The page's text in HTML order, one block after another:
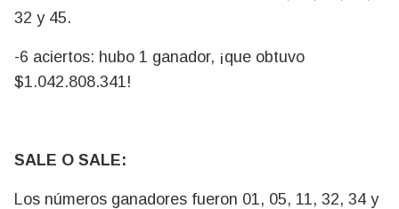
32 y 45.
-6 aciertos: hubo 1 ganador, ¡que obtuvo
$1.042.808.341!
SALE O SALE:
Los números ganadores fueron 01, 05, 11, 32, 34 y